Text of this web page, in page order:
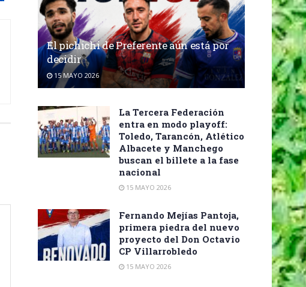
El pichichi de Preferente aún está por
decidir
15 MAYO 2026
La Tercera Federación
entra en modo playoff:
Toledo, Tarancón, Atlético
Albacete y Manchego
buscan el billete a la fase
nacional
15 MAYO 2026
Fernando Mejías Pantoja,
primera piedra del nuevo
proyecto del Don Octavio
CP Villarrobledo
15 MAYO 2026